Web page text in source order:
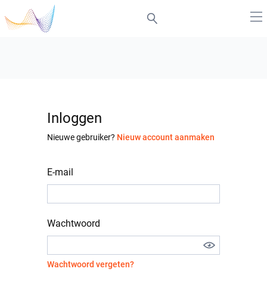
Inloggen
Nieuwe gebruiker? Nieuw account aanmaken
E-mail
Wachtwoord
Wachtwoord vergeten?